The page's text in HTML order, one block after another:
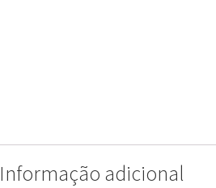
Informação adicional